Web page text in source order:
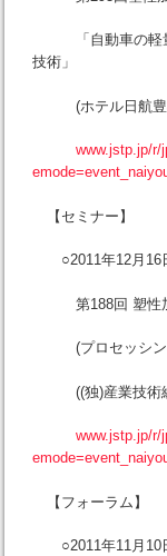
「自動車の軽量
技術」
(ホテル日航豊
www.jstp.jp/r/
【セミナー】
○2011年12月16
第188回 塑性加
(プロセッシング
((独)産業技術総
www.jstp.jp/r/
【フォーラム】
○2011年11月10